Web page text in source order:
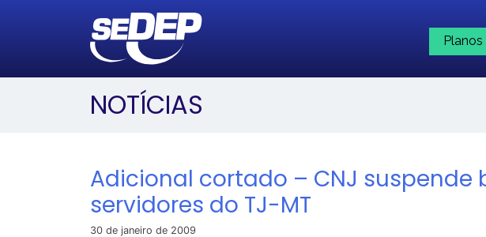
Planos
NOTÍCIAS
Adicional cortado – CNJ suspende
servidores do TJ-MT
30 de janeiro de 2009